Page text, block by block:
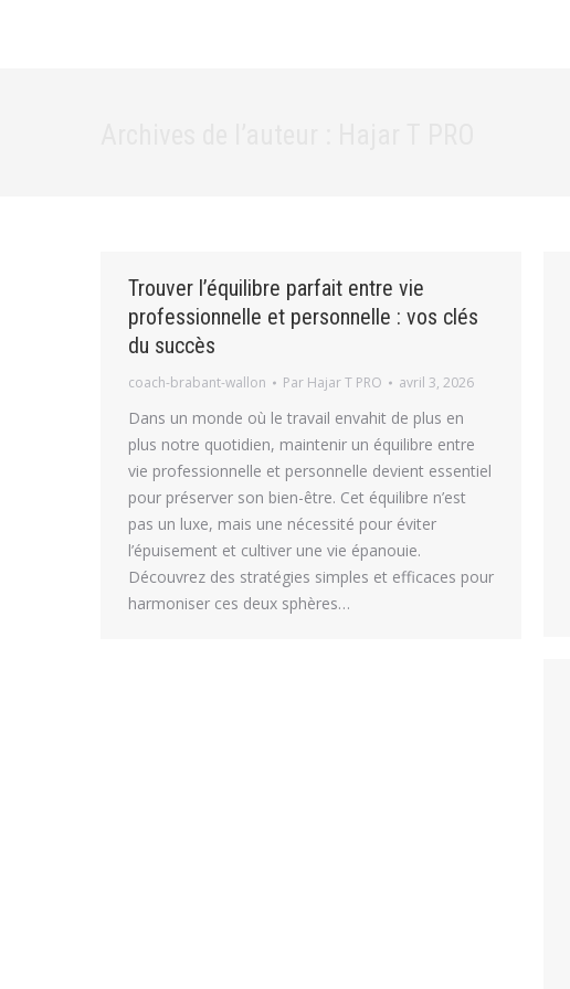
Trouver l’équilibre parfait entre vie
professionnelle et personnelle : vos clés
du succès
coach-brabant-wallon Par Hajar T PRO avril 3, 2026
Dans un monde où le travail envahit de plus en
plus notre quotidien, maintenir un équilibre entre
vie professionnelle et personnelle devient essentiel
pour préserver son bien-être. Cet équilibre n’est
pas un luxe, mais une nécessité pour éviter
l’épuisement et cultiver une vie épanouie.
Découvrez des stratégies simples et efficaces pour
harmoniser ces deux sphères…